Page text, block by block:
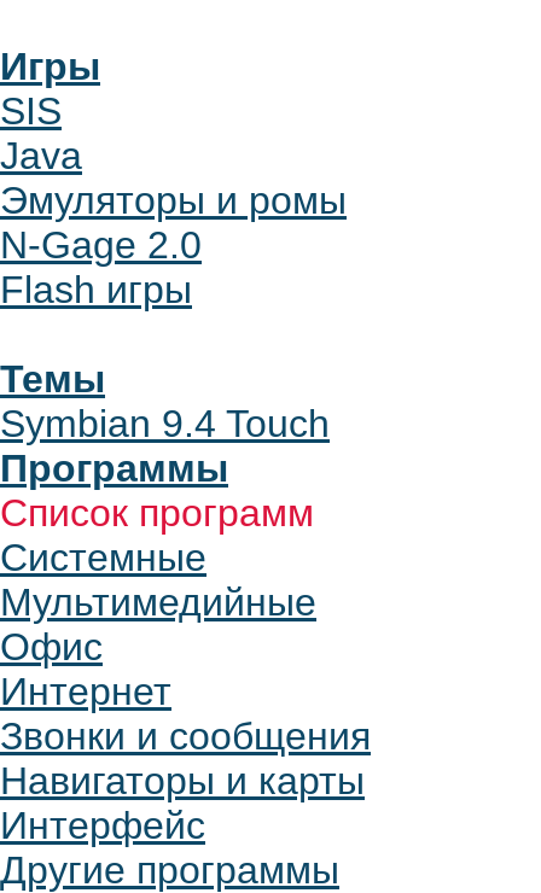
Игры
SIS
Java
Эмуляторы и ромы
N-Gage 2.0
Flash игры
Темы
Symbian 9.4 Touch
Программы
Список программ
Системные
Мультимедийные
Офис
Интернет
Звонки и сообщения
Навигаторы и карты
Интерфейс
Другие программы